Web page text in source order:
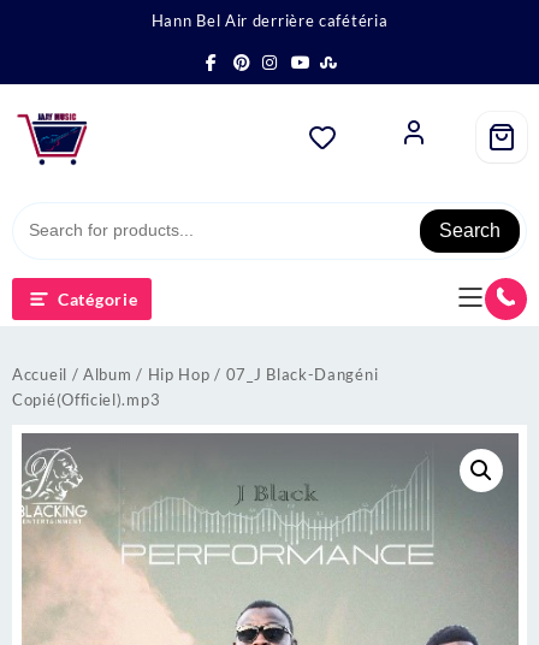
Hann Bel Air derrière cafétéria
Search
Catégorie
Accueil /Album / Hip Hop / 07_J Black-Dangéni
Copié(Officiel).mp3